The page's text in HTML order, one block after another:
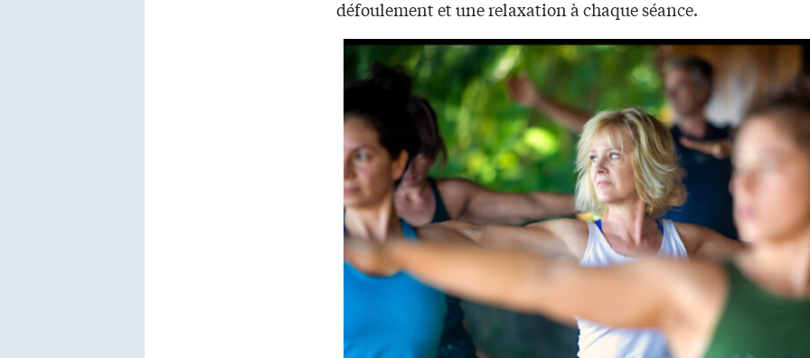
défoulement et une relaxation à chaque séance.